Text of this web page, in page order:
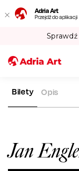
Adria Art
Przejdź do aplikacji
ADRIA ART
Jan
Bilety Opis